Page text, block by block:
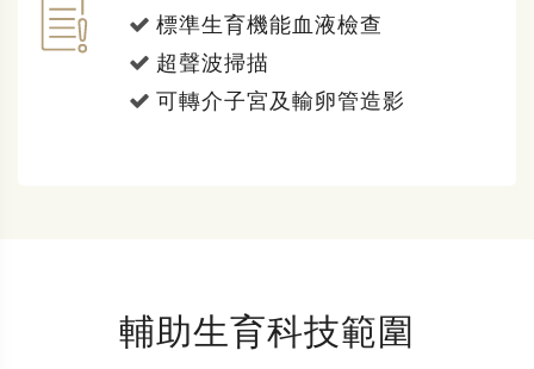
標準生育機能血液檢查
超聲波掃描
可轉介子宮及輸卵管造影
輔助生育科技範圍